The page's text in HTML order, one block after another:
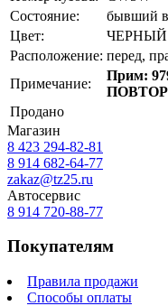
Состояние:
бывший в
Цвет:
ЧЕРНЫЙ
Расположение: перед,
Примечание:
Прим:
Продано
Магазин
8 423 294-82-81
8 914 682-64-77
zakaz@tz25.ru
Автосервис
8 914 720-88-77
Покупателям
Правила продажи
Способы оплаты